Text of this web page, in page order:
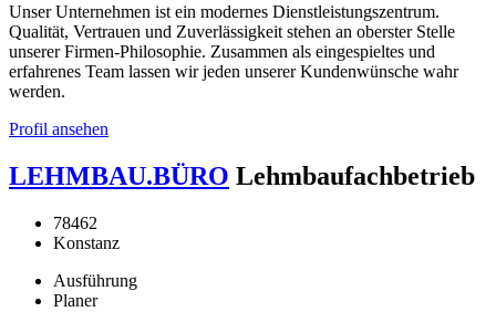
Unser Unternehmen ist ein modernes Dienstleistungszentrum.
Qualität, Vertrauen und Zuverlässigkeit stehen an oberster Stelle
unserer Firmen-Philosophie. Zusammen als eingespieltes und
erfahrenes Team lassen wir jeden unserer Kundenwünsche wahr
werden.
Profil ansehen
LEHMBAU.BÜRO Lehmbaufachbetrieb
78462
Konstanz
Ausführung
Planer